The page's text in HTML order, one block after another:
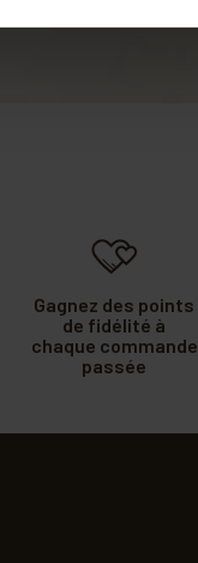
Gagnez des points
de fidélité à
chaque commande
passée